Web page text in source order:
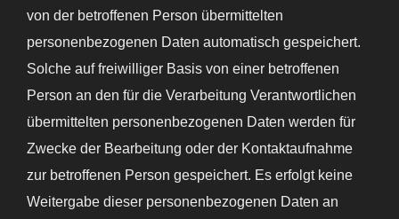
von der betroffenen Person übermittelten
personenbezogenen Daten automatisch gespeichert.
Solche auf freiwilliger Basis von einer betroffenen
Person an den für die Verarbeitung Verantwortlichen
übermittelten personenbezogenen Daten werden für
Zwecke der Bearbeitung oder der Kontaktaufnahme
zur betroffenen Person gespeichert. Es erfolgt keine
Weitergabe dieser personenbezogenen Daten an